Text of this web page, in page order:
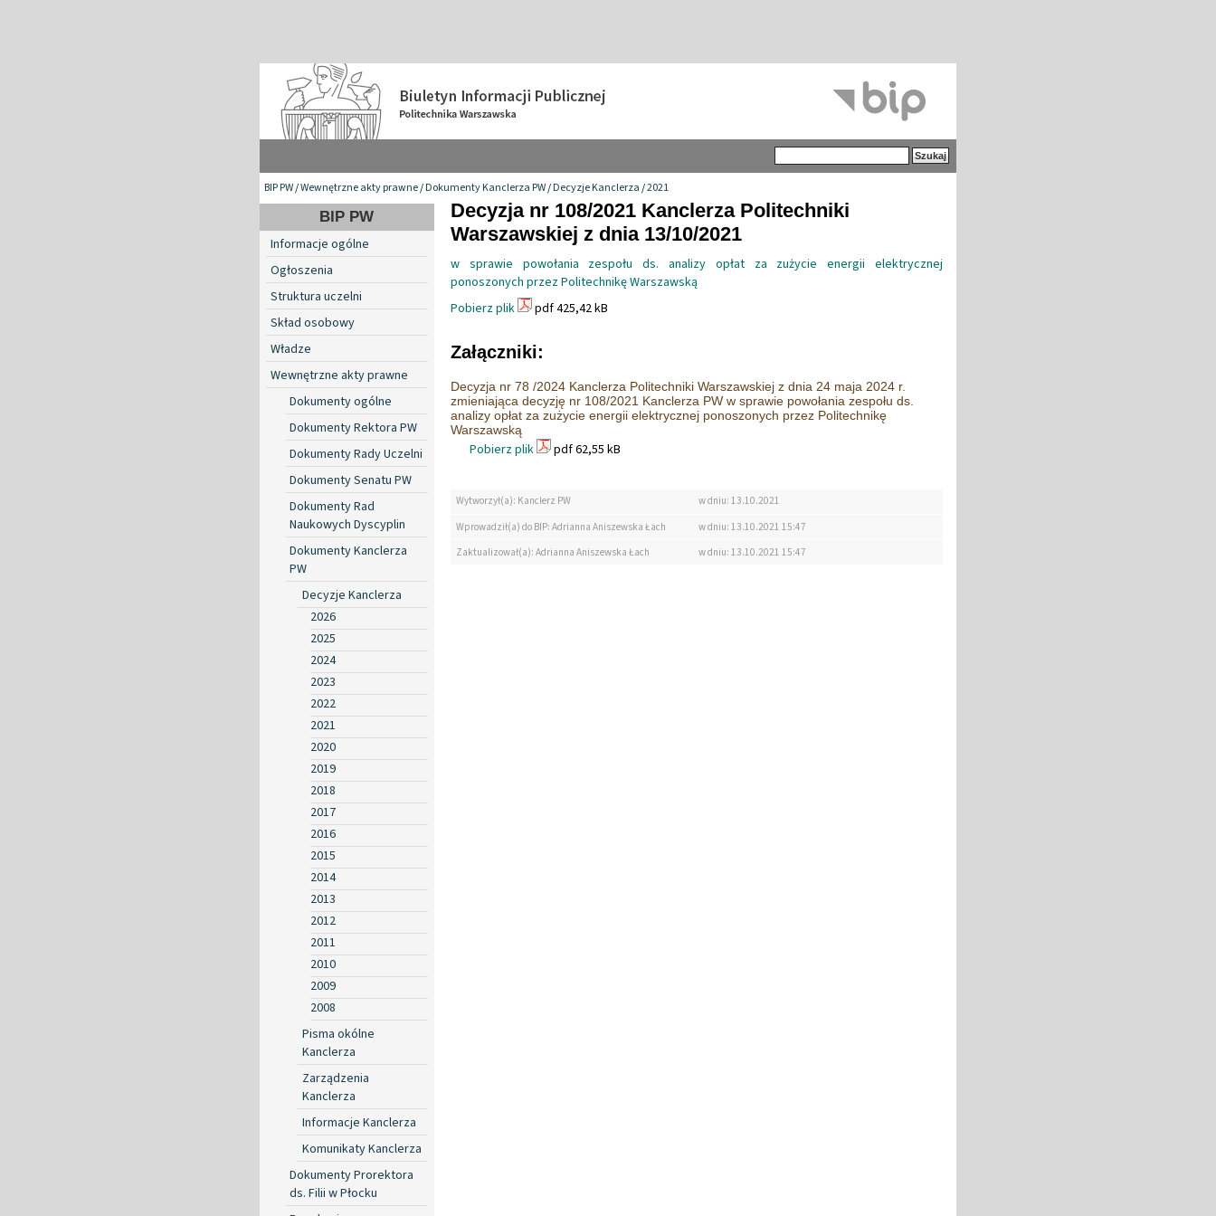
BIP PW/Wewnętrzne akty prawne/Dokumenty Kanclerza PW/Decyzje Kanclerza/2021
BIP PW
Informacje ogólne
Ogłoszenia
Struktura uczelni
Skład osobowy
Władze
Wewnętrzne akty prawne
Dokumenty ogólne
Dokumenty Rektora PW
Dokumenty Rady Uczelni
Dokumenty Senatu PW
Dokumenty Rad
Naukowych Dyscyplin
Dokumenty Kanclerza
PW
Decyzje Kanclerza
2026
2025
2024
2023
2022
2021
2020
2019
2018
2017
2016
2015
2014
2013
2012
2011
2010
2009
2008
Pisma okólne
Kanclerza
Zarządzenia
Kanclerza
Informacje Kanclerza
Komunikaty Kanclerza
Dokumenty Prorektora
ds. Filii w Płocku
Decyzja nr 108/2021 Kanclerza Politechniki
Warszawskiej z dnia 13/10/2021
w sprawie powołania zespołu ds. analizy opłat za zużycie energii elektrycznej
ponoszonych przez Politechnikę Warszawską
Pobierz plik
pdf 425,42 kB
Załączniki:
Decyzja nr 78 /2024 Kanclerza Politechniki Warszawskiej z dnia 24 maja 2024 r.
zmieniająca decyzję nr 108/2021 Kanclerza PW w sprawie powołania zespołu ds.
analizy opłat za zużycie energii elektrycznej ponoszonych przez Politechnikę
Warszawską
Pobierz plik pdf 62,55 kB
Wytworzył(a): Kanclerz PW
w dniu: 13.10.2021
Wprowadził(a) do BIP: Adrianna Aniszewska Łach
w dniu: 13.10.2021 15:47
Zaktualizował(a): Adrianna Aniszewska Łach
w dniu: 13.10.2021 15:47